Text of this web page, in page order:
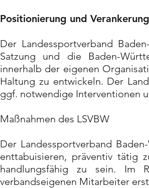
Positionierung und Verankerung
Der Landessportverband
Satzung und die Baden-
innerhalb der eigenen
Haltung zu entwickeln. Der
ggf. notwendige Interventionen
Maßnahmen des LSVBW
Der Landessportverband
enttabuisieren, präventiv tätig
handlungsfähig zu sein. Im
verbandseigenen Mitarbeiter